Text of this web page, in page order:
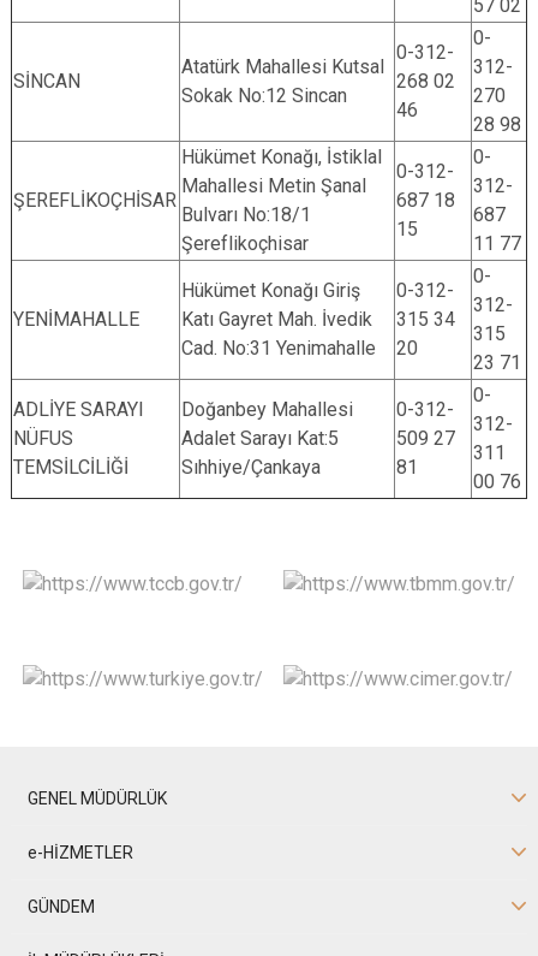
57 02
SİNCAN
Atatürk Mahallesi Kutsal
Sokak No:12 Sincan
0-312-
268 02
46
0-
312-
270
28 98
ŞEREFLİKOÇHİSAR
Hükümet Konağı, İstiklal
Mahallesi Metin Şanal
Bulvarı No:18/1
Şereflikoçhisar
0-312-
687 18
15
0-
312-
687
11 77
YENİMAHALLE
Hükümet Konağı Giriş
Katı Gayret Mah. İvedik
Cad. No:31 Yenimahalle
0-312-
315 34
20
0-
312-
315
23 71
ADLİYE SARAYI
NÜFUS
TEMSİLCİLİĞİ
Doğanbey Mahallesi
Adalet Sarayı Kat:5
Sıhhiye/Çankaya
0-312-
509 27
81
0-
312-
311
00 76
GENEL MÜDÜRLÜK
e-HİZMETLER
GÜNDEM